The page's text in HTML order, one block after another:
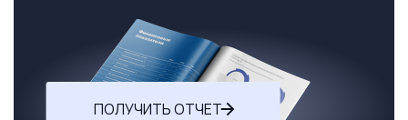
ПОЛУЧИТЬ ОТЧЕТ